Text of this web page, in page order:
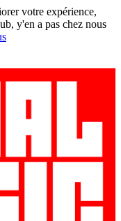
votre expérience,
y'en a pas chez nous